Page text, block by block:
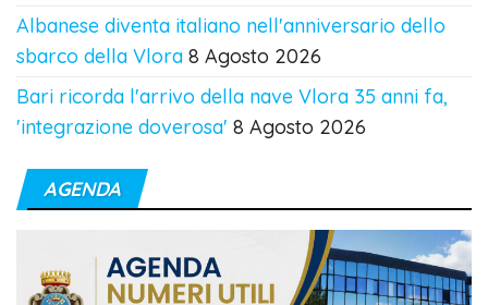
Albanese diventa italiano nell'anniversario dello
sbarco della Vlora 8 Agosto 2026
Bari ricorda l'arrivo della nave Vlora 35 anni fa,
'integrazione doverosa' 8 Agosto 2026
AGENDA